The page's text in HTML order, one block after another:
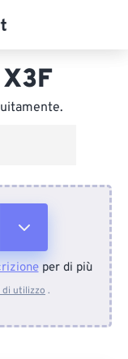
per di più
di utilizzo .